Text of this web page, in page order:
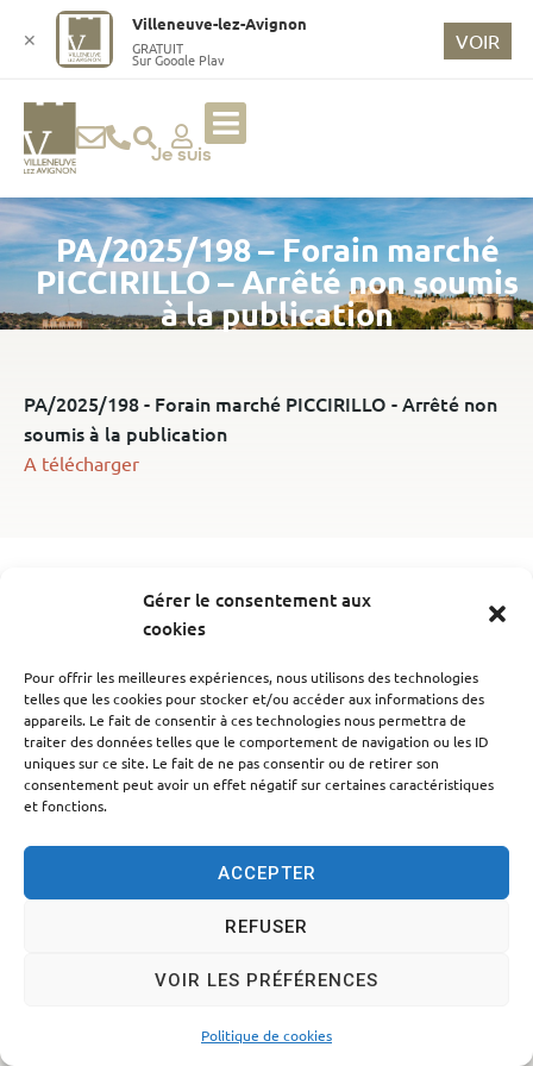
Gérer le consentement aux
cookies
Pour offrir les meilleures expériences, nous utilisons des technologies
telles que les cookies pour stocker et/ou accéder aux informations des
appareils. Le fait de consentir à ces technologies nous permettra de
traiter des données telles que le comportement de navigation ou les ID
uniques sur ce site. Le fait de ne pas consentir ou de retirer son
consentement peut avoir un effet négatif sur certaines caractéristiques
et fonctions.
ACCEPTER
REFUSER
VOIR LES PRÉFÉRENCES
Politique de cookies
ri
n
ci
a
Je suis
PA/2025/198 – Forain marché
PICCIRILLO – Arrêté non soumis
à la publication
PA/2025/198 - Forain marché PICCIRILLO - Arrêté non
soumis à la publication
A télécharger
Politique des cookies
Plan du siteTraitement des données personnelles
© 2024 - Propulsé par Utopia
✕
Villeneuve-lez-Avignon
GRATUIT
Sur Google Play
VOIR